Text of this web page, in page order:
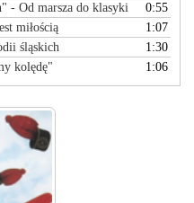
- Od marsza do klasyki
0:55
miłością
1:07
śląskich
1:30
kolędę"
1:06